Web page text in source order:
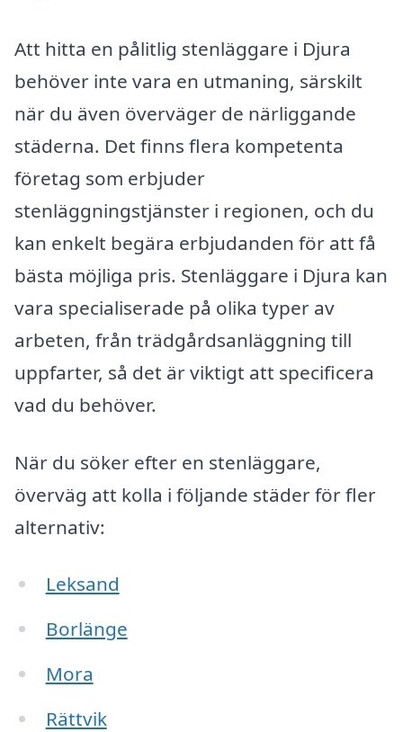
Att hitta en pålitlig stenläggare i Djura
behöver inte vara en utmaning, särskilt
när du även överväger de närliggande
städerna. Det finns flera kompetenta
företag som erbjuder
stenläggningstjänster i regionen, och du
kan enkelt begära erbjudanden för att få
bästa möjliga pris. Stenläggare i Djura kan
vara specialiserade på olika typer av
arbeten, från trädgårdsanläggning till
uppfarter, så det är viktigt att specificera
vad du behöver.
När du söker efter en stenläggare,
överväg att kolla i följande städer för fler
alternativ:
Leksand
Borlänge
Mora
Rättvik